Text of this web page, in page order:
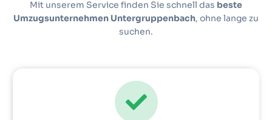
Mit unserem Service finden Sie schnell das beste
Umzugsunternehmen Untergruppenbach, ohne lange zu
suchen.